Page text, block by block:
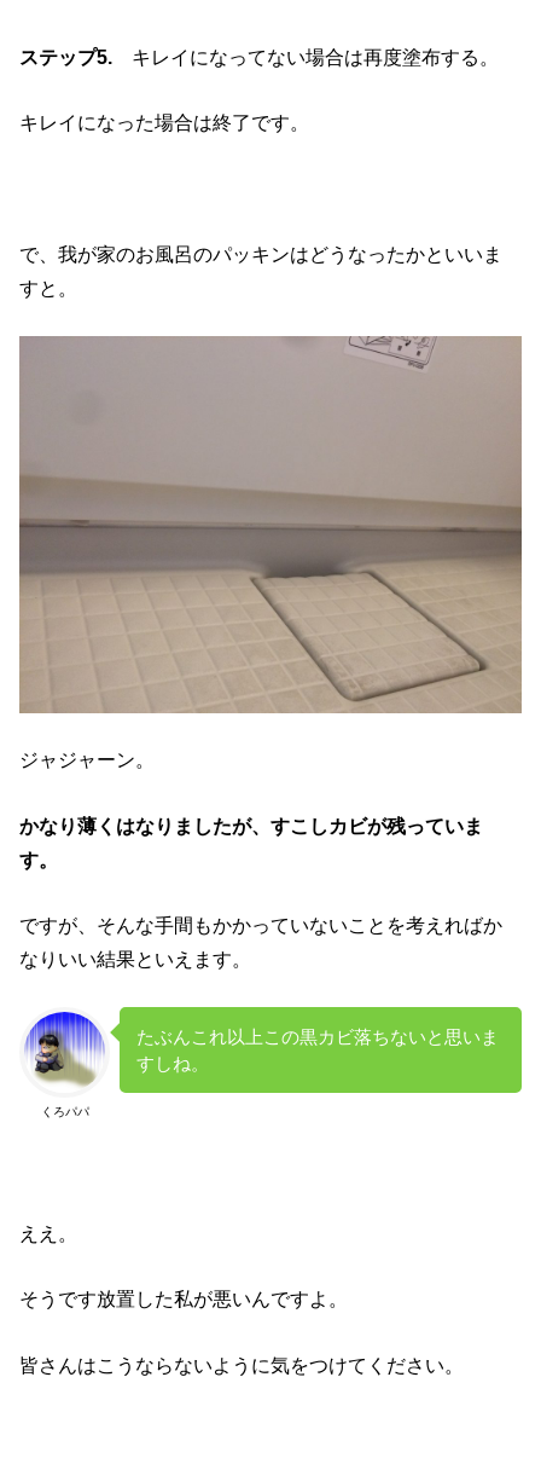
ステップ5. キレイになってない場合は再度塗布する。
キレイになった場合は終了です。
で、我が家のお風呂のパッキンはどうなったかといいま
すと。
ジャジャーン。
かなり薄くはなりましたが、すこしカビが残っていま
す。
ですが、そんな手間もかかっていないことを考えればか
なりいい結果といえます。
くろパパ
たぶんこれ以上この黒カビ落ちないと思いま
すしね。
ええ。
そうです放置した私が悪いんですよ。
皆さんはこうならないように気をつけてください。